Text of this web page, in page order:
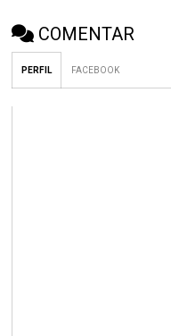
COMENTAR
PERFIL FACEBOOK